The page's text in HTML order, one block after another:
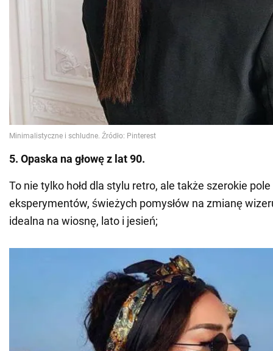
5. Opaska na głowę z lat 90.
To nie tylko hołd dla stylu retro, ale także szerokie
eksperymentów, świeżych pomysłów na zmianę
idealna na wiosnę, lato i jesień;